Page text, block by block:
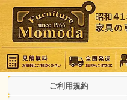
ご利用規約